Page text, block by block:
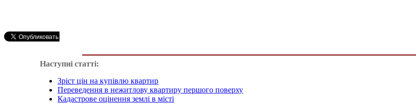
Наступні статті:
Зріст цін на купівлю квартир
Переведення в нежитлову квартиру першого поверху
Кадастрове оцінення землі в місті